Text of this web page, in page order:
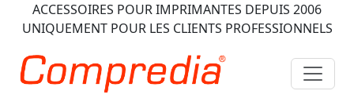
ACCESSOIRES POUR IMPRIMANTES DEPUIS 2006
UNIQUEMENT POUR LES CLIENTS PROFESSIONNELS